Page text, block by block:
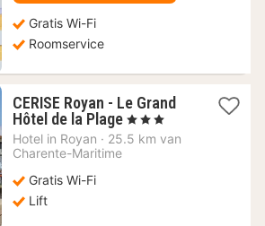
Gratis Wi-Fi
Roomservice
CERISE Royan - Le Grand
Hôtel de la Plage 1
nacht
, 3 Sterren
Hotel in Royan · 25.5 km van
Charente-Maritime
Gratis Wi-Fi
Lift